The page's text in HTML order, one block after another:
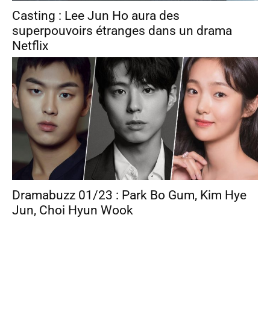
Casting : Lee Jun Ho aura des
superpouvoirs étranges dans un drama
Netflix
Dramabuzz 01/23 : Park Bo Gum, Kim Hye
Jun, Choi Hyun Wook